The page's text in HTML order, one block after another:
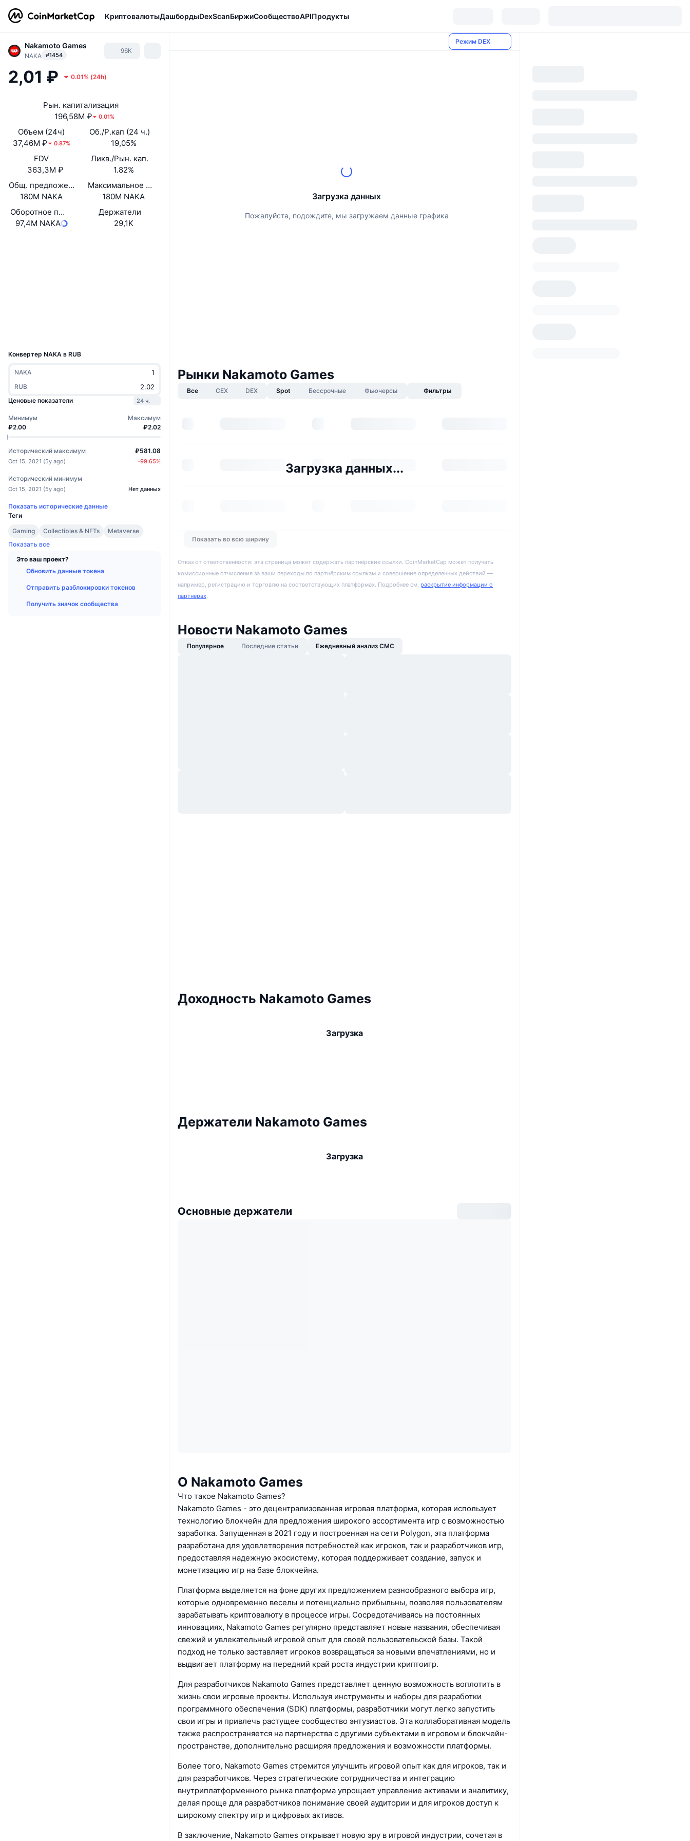
КриптовалютыДашбордыDexScanБиржиСообществоAPIПродукты
Nakamoto Games
NAKA #1454
96K
2,01 ₽ 0.01% (24h)
Рын. капитализация
196,58M ₽
0.01%
Объем (24ч)
37,46M ₽
0.87%
Об./Р.кап (24 ч.)
19,05%
FDV
363,3M ₽
Ликв./Рын. кап.
1.82%
Общ. предложение
180M NAKA
Максимальное предложение
180M NAKA
Оборотное предложение
97,4M NAKA
Держатели
29,1K
Конвертер NAKA в RUB
NAKA
RUB
Ценовые показатели
24 ч.
Минимум
₽2.00
Максимум
₽2.02
Исторический максимум
Oct 15, 2021 (5y ago)
₽581.08
-99.65%
Исторический минимум
Oct 15, 2021 (5y ago) Нет данных
Показать исторические данные
Теги
Gaming
Collectibles & NFTs
Metaverse
Показать все
Это ваш проект?
Обновить данные токена
Отправить разблокировки токенов
Получить значок сообщества
Режим DEX
Загрузка данных
Пожалуйста, подождите, мы загружаем данные графика
Рынки Nakamoto Games
Все CEX DEX Spot Бессрочные Фьючерсы Фильтры
Загрузка данных...
Показать во всю ширину
Отказ от ответственности: эта страница может содержать партнёрские ссылки. CoinMarketCap может получать
комиссионные отчисления за ваши переходы по партнёрским ссылкам и совершение определенных действий —
например, регистрацию и торговлю на соответствующих платформах. Подробнее см. раскрытие информации о
партнерах.
Новости Nakamoto Games
Популярное Последние статьи Ежедневный анализ CMC
Доходность Nakamoto Games
Загрузка
Держатели Nakamoto Games
Загрузка
Основные держатели
О Nakamoto Games
Что такое Nakamoto Games?
Nakamoto Games - это децентрализованная игровая платформа, которая использует
технологию блокчейн для предложения широкого ассортимента игр с возможностью
заработка. Запущенная в 2021 году и построенная на сети Polygon, эта платформа
разработана для удовлетворения потребностей как игроков, так и разработчиков игр,
предоставляя надежную экосистему, которая поддерживает создание, запуск и
монетизацию игр на базе блокчейна.
Платформа выделяется на фоне других предложением разнообразного выбора игр,
которые одновременно веселы и потенциально прибыльны, позволяя пользователям
зарабатывать криптовалюту в процессе игры. Сосредотачиваясь на постоянных
инновациях, Nakamoto Games регулярно представляет новые названия, обеспечивая
свежий и увлекательный игровой опыт для своей пользовательской базы. Такой
подход не только заставляет игроков возвращаться за новыми впечатлениями, но и
выдвигает платформу на передний край роста индустрии криптоигр.
Для разработчиков Nakamoto Games представляет ценную возможность воплотить в
жизнь свои игровые проекты. Используя инструменты и наборы для разработки
программного обеспечения (SDK) платформы, разработчики могут легко запустить
свои игры и привлечь растущее сообщество энтузиастов. Эта коллаборативная модель
также распространяется на партнерства с другими субъектами в игровом и блокчейн-
пространстве, дополнительно расширяя предложения и возможности платформы.
Более того, Nakamoto Games стремится улучшить игровой опыт как для игроков, так и
для разработчиков. Через стратегические сотрудничества и интеграцию
внутриплатформенного рынка платформа упрощает управление активами и аналитику,
делая проще для разработчиков понимание своей аудитории и для игроков доступ к
широкому спектру игр и цифровых активов.
В заключение, Nakamoto Games открывает новую эру в игровой индустрии, сочетая в